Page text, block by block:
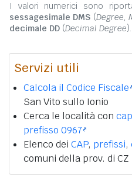
I valori numerici sono
sessagesimale DMS (Degree,
decimale DD (Decimal Degree).
Servizi utili
Calcola il Codice Fiscale
San Vito sullo Ionio
Cerca le località con
prefisso 0967
Elenco dei CAP, prefissi,
comuni della prov. di CZ